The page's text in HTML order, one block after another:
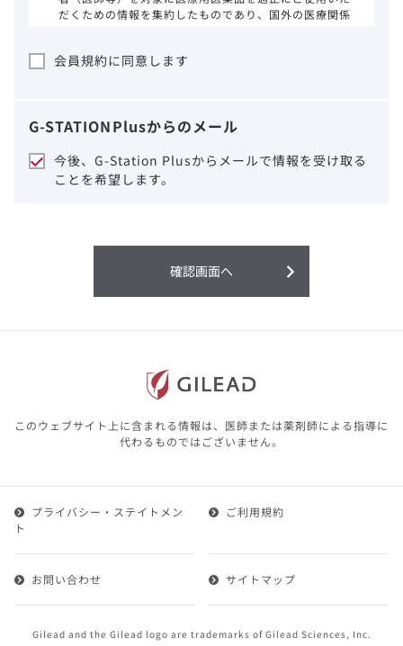
だくための情報を集約したものであり、国外の医療関係
事項をご熟読いただき、同意された場合のみご利用くだ
ギリアドは、本サイトのコンテンツについて
細心の注意を払い、正確かつ最新の情報を提
供するように努力をしておりますが、正確
性、確実性、妥当性、有用性、ご利用になら
利用することまたは利用できなかったことよ
り生じる損害については一切の責任を負いか
含む）の情報は、その製品またはその製品の
本サイト内の情報は、医師その他医療関係者
が行なうべきアドバイスやサービスを提供す
るものではありません。本サイトに表示され
ている情報は、決して、医師その他医療関係
1.会員とは、医療関係者の方で、本サービスの利用規約
ービスに登録を申し込みギリアドがこれを承認した方を
いいます。
けることができます。
会員規約に同意します
G-STATIONPlusからのメール
今後、G-Station Plusからメールで情報を受け取る
ことを希望します。
確認画面へ
このウェブサイト上に含まれる情報は、医師または薬剤師による指導に
代わるものではございません。
Gilead and the Gilead logo are trademarks of Gilead Sciences, Inc.
プライバシー・ステイトメン
ト
ご利用規約
お問い合わせ サイトマップ